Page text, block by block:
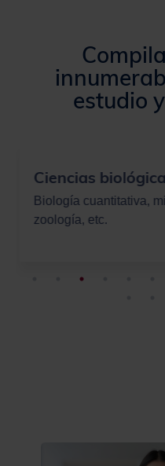
estudio
Ciencias
Biología cuantitativa,
zoología, etc.